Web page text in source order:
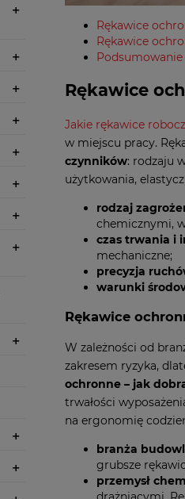
Rękawice
Rękawice
Podsumowanie
Rękawice
Jakie rękawice
w miejscu pracy.
czynników: rodzaju
użytkowania,
rodzaj
chemicznymi,
czas trwania i
mechaniczne;
precyzja
warunki
Rękawice
W zależności od
zakresem ryzyka,
ochronne – jak
trwałości
na ergonomię
branża
grubsze
przemysł